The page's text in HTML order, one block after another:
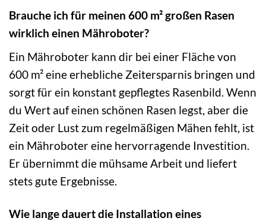
Brauche ich für meinen 600 m² großen Rasen
wirklich einen Mähroboter?
Ein Mähroboter kann dir bei einer Fläche von
600 m² eine erhebliche Zeitersparnis bringen und
sorgt für ein konstant gepflegtes Rasenbild. Wenn
du Wert auf einen schönen Rasen legst, aber die
Zeit oder Lust zum regelmäßigen Mähen fehlt, ist
ein Mähroboter eine hervorragende Investition.
Er übernimmt die mühsame Arbeit und liefert
stets gute Ergebnisse.
Wie lange dauert die Installation eines